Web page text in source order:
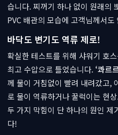
습니다. 찌꺼기 하나 없이 원래의
PVC 배관의 모습에 고객님께서
바닥도 변기도 역류 제로!
확실한 테스트를 위해 샤워기 호
최고 수압으로 틀었습니다. ‘콰르
께 물이 거침없이 빨려 내려갔고,
로 물이 역류하거나 꿀럭이는 현
두 가지 막힘이 단 하나의 원인 제
다!